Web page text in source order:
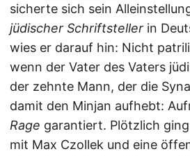
sicherte sich sein
jüdischer Schriftsteller in
wies er darauf hin: Nicht
wenn der Vater des Vaters
der zehnte Mann, der die
damit den Minjan aufhebt:
Rage garantiert. Plötzlich
mit Max Czollek und eine